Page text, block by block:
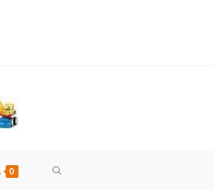
0 TOGGLE